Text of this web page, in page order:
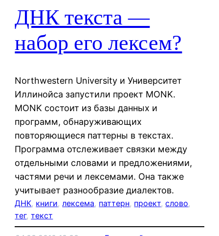
ДНК текста —
набор его лексем?
Northwestern University и Университет
Иллинойса запустили проект MONK.
MONK состоит из базы данных и
программ, обнаруживающих
повторяющиеся паттерны в текстах.
Программа отслеживает связки между
отдельными словами и предложениями,
частями речи и лексемами. Она также
учитывает разнообразие диалектов.
ДНК, книги, лексема, паттерн, проект, слово
тег, текст